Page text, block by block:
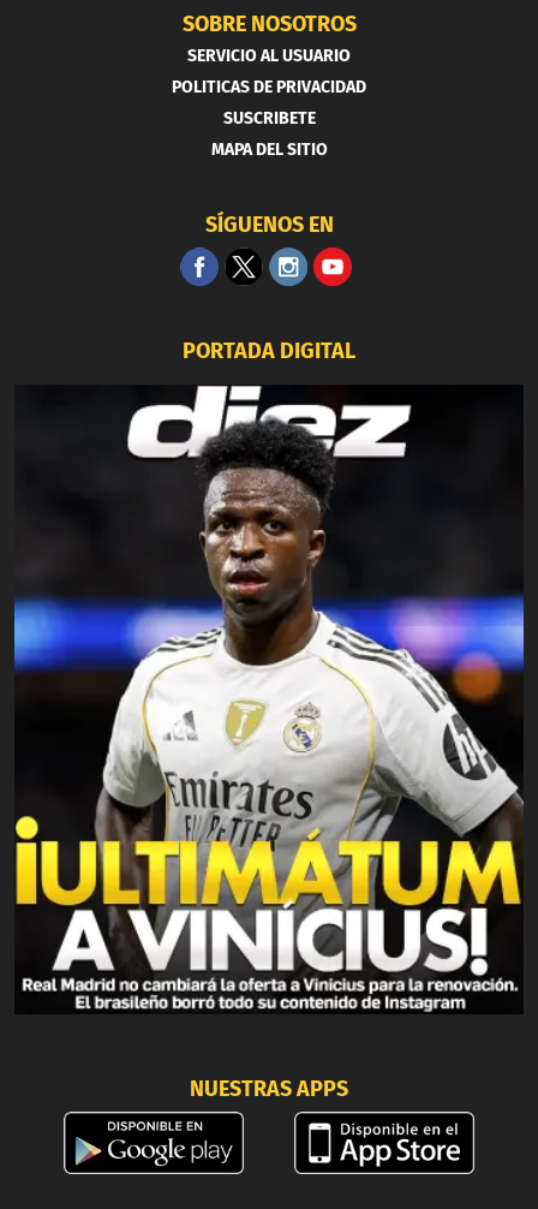
SOBRE NOSOTROS
SERVICIO AL USUARIO
POLITICAS DE PRIVACIDAD
SUSCRIBETE
MAPA DEL SITIO
SÍGUENOS EN
PORTADA DIGITAL
NUESTRAS APPS